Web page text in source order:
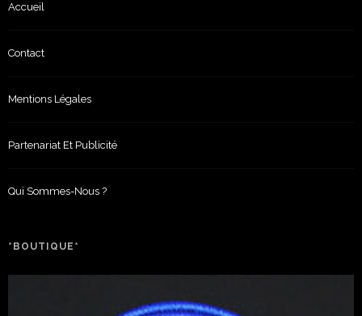
Accueil
Contact
Mentions Légales
Partenariat Et Publicité
Qui Sommes-Nous ?
*BOUTIQUE*